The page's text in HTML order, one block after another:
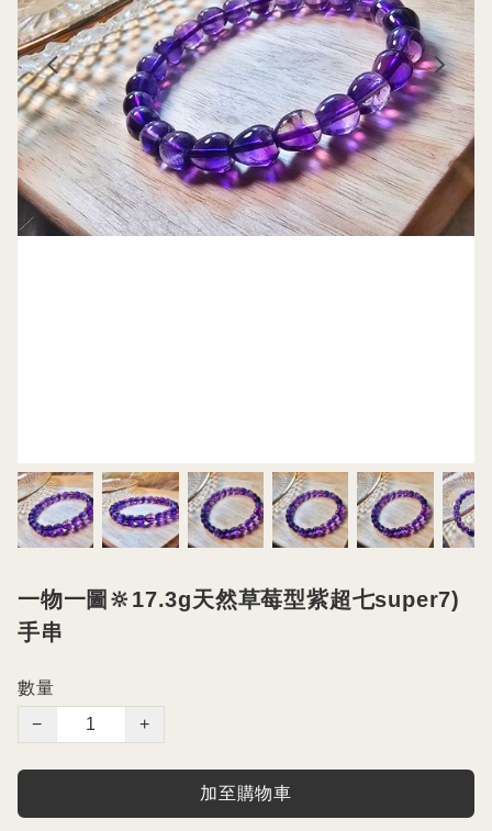
一物一圖🔆17.3g天然草莓型紫超七super7)
手串
數量
−
+
加至購物車